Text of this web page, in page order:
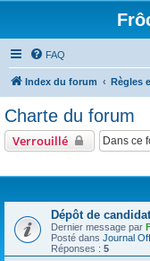
FAQ
Index du forum Règles
Charte du forum
Verrouillé
Dépôt de
Dernier message par
Posté dans Journal
Réponses : 5